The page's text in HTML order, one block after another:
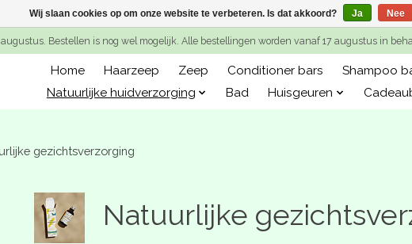
Bestellen is nog wel mogelijk. Alle bestellingen worden vanaf 17 augustus in
Home Haarzeep Zeep Conditioner bars Shampoo
Natuurlijke huidverzorging
Bad Huisgeuren
gezichtsverzorging
Natuurlijke
Wij slaan cookies op om onze website te verbeteren. Is dat akkoord? Ja Nee